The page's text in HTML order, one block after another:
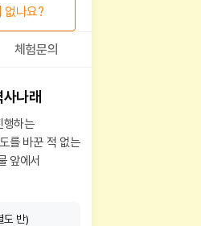
없나요?
체험문의
나래
행하는
를 바꾼 적 없는
앞에서
도 반)